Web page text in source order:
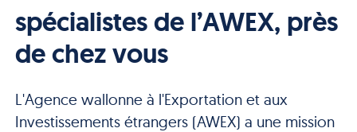
spécialistes de l’AWEX, près
de chez vous
L'Agence wallonne à l'Exportation et aux
Investissements étrangers (AWEX) a une mission